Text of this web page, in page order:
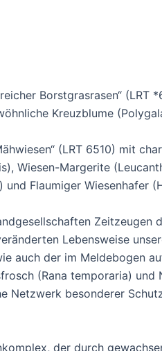
Borstgrasrasen“
Kreuzblume
(LRT 6510) mit
Wiesen-Margerite
Flaumiger Wiesenhafer
Lebensweise
auch der im Meldebogen
(Rana temporaria)
Netzwerk besonderer
der durch